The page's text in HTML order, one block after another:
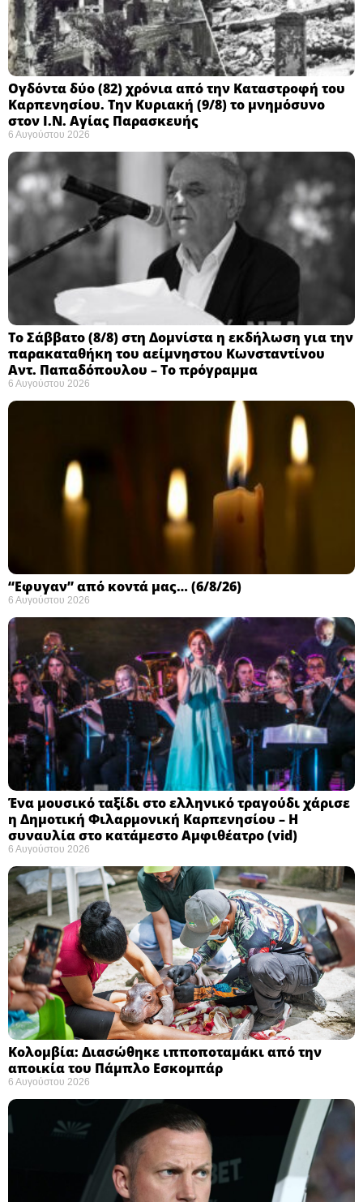
Ογδόντα δύο (82) χρόνια από την Καταστροφή του
Καρπενησίου. Την Κυριακή (9/8) το μνημόσυνο
στον Ι.Ν. Αγίας Παρασκευής
6 Αυγούστου 2026
Το Σάββατο (8/8) στη Δομνίστα η εκδήλωση για την
παρακαταθήκη του αείμνηστου Κωνσταντίνου
Αντ. Παπαδόπουλου – Το πρόγραμμα
6 Αυγούστου 2026
“Εφυγαν” από κοντά μας… (6/8/26)
6 Αυγούστου 2026
Ένα μουσικό ταξίδι στο ελληνικό τραγούδι χάρισε
η Δημοτική Φιλαρμονική Καρπενησίου – Η
συναυλία στο κατάμεστο Αμφιθέατρο (vid)
6 Αυγούστου 2026
Κολομβία: Διασώθηκε ιπποποταμάκι από την
αποικία του Πάμπλο Εσκομπάρ ​
6 Αυγούστου 2026